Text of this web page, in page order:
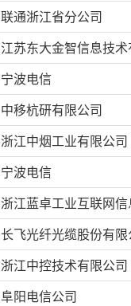
联通浙江省分公司
江苏东大金智信息技
宁波电信
中移杭研有限公司
浙江中烟工业有限公司
宁波电信
浙江蓝卓工业互联网
长飞光纤光缆股份有
浙江中控技术有限公司
阜阳电信公司